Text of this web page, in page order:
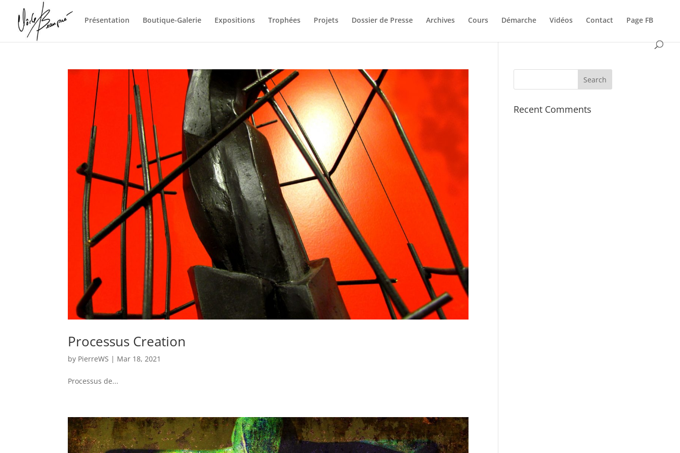
Présentation Boutique-Galerie Expositions Trophées Projets Dossier de Presse Archives Cours Démarche Vidéos Contact Page FB
Processus Creation
by PierreWS | Mar 18, 2021
Processus de...
Recent Comments